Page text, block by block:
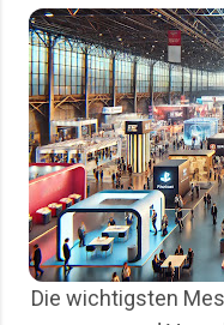
Die wichtigsten